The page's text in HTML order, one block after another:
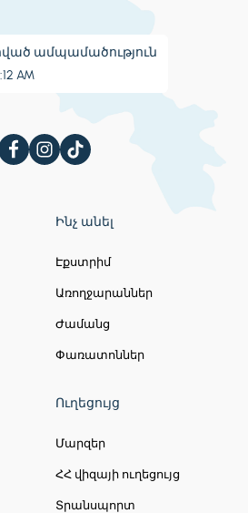
ամպամածություն
AM
Ինչ անել
Էքստրիմ
Առողջարաններ
Ժամանց
Փառատոններ
Ուղեցույց
Մարզեր
ՀՀ վիզայի ուղեցույց
Տրանսպորտ